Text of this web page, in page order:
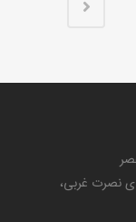
نصرت غربی،